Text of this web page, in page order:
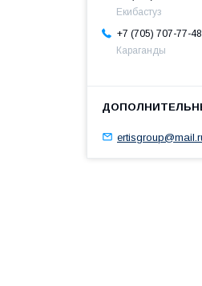
Екибастуз
+7 (705) 707-77-48
Караганды